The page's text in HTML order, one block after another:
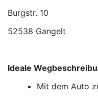
52538 Gangelt
Ideale
Mit dem Auto